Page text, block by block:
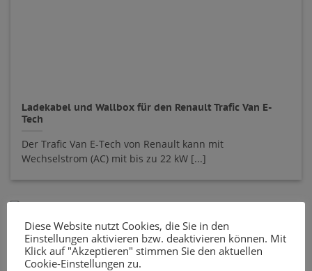
Ladekabel und Wallbox für den Renault Trafic Van E-
Tech
Der Trafic Van E-Tech von Renault kann mit
Wechselstrom (AC) mit bis zu 22 kW [...]
Diese Website nutzt Cookies, die Sie in den
Einstellungen aktivieren bzw. deaktivieren können. Mit
Klick auf "Akzeptieren" stimmen Sie den aktuellen
Cookie-Einstellungen zu.